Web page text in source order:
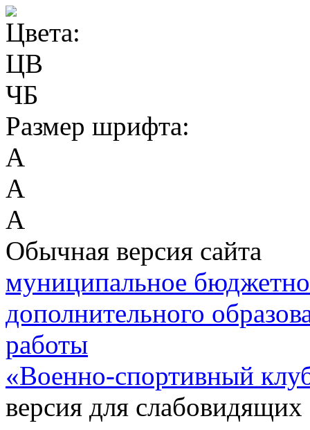
Цвета:
ЦВ
ЧБ
Размер шрифта:
А
А
А
Обычная версия сайта
муниципальное
дополнительного
работы
«Военно-спортивный
версия для слабовидящих